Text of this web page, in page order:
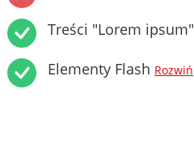
Treści "Lorem ipsum"
Elementy Flash Rozwiń